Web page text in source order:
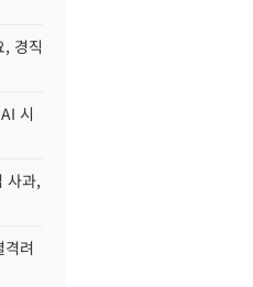
경직
시
사과,
려